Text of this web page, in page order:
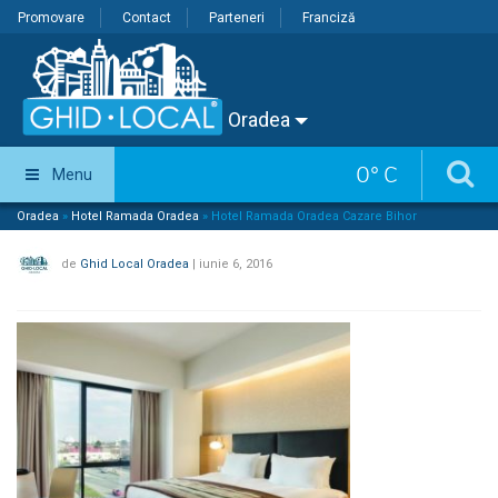
Promovare Contact Parteneri Franciză
Oradea
0° C
Menu
Oradea » Hotel Ramada Oradea » Hotel Ramada Oradea Cazare Bihor
de Ghid Local Oradea | iunie 6, 2016